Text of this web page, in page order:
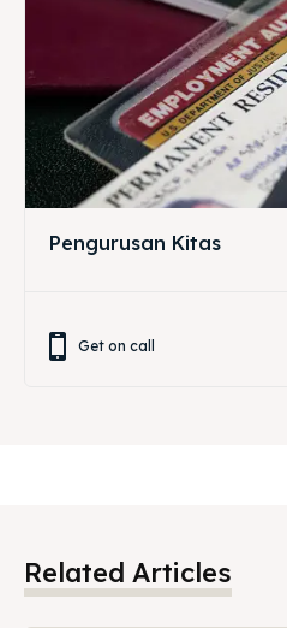
Pengurusan Kitas
Get on call
Related Articles